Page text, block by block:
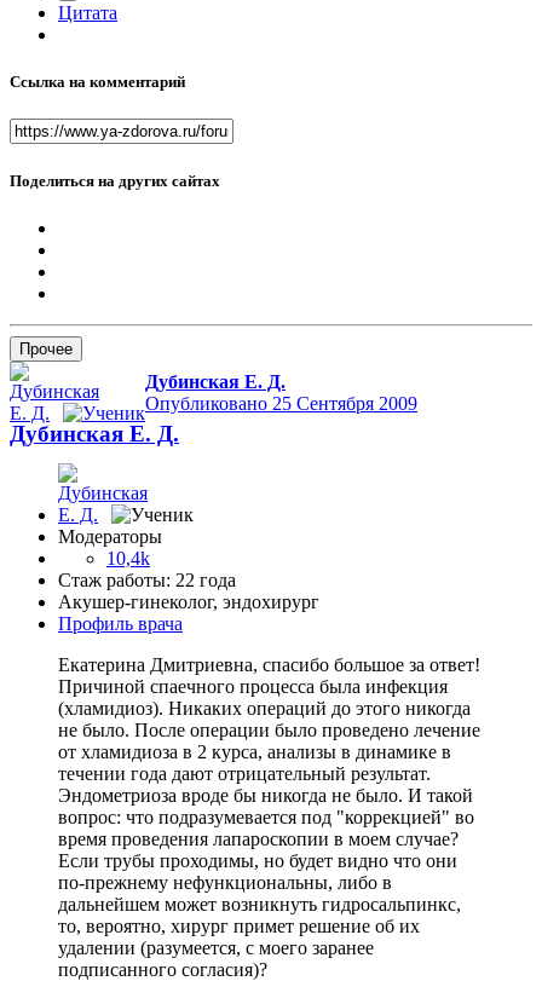
Цитата
Ссылка на комментарий
Поделиться на других сайтах
Прочее
Дубинская Е. Д.
Опубликовано 25 Сентября 2009
Дубинская Е. Д.
Модераторы
10,4k
Стаж работы: 22 года
Акушер-гинеколог, эндохирург
Профиль врача
Екатерина Дмитриевна, спасибо большое за ответ!
Причиной спаечного процесса была инфекция
(хламидиоз). Никаких операций до этого никогда
не было. После операции было проведено лечение
от хламидиоза в 2 курса, анализы в динамике в
течении года дают отрицательный результат.
Эндометриоза вроде бы никогда не было. И такой
вопрос: что подразумевается под "коррекцией" во
время проведения лапароскопии в моем случае?
Если трубы проходимы, но будет видно что они
по-прежнему нефункциональны, либо в
дальнейшем может возникнуть гидросальпинкс,
то, вероятно, хирург примет решение об их
удалении (разумеется, с моего заранее
подписанного согласия)?